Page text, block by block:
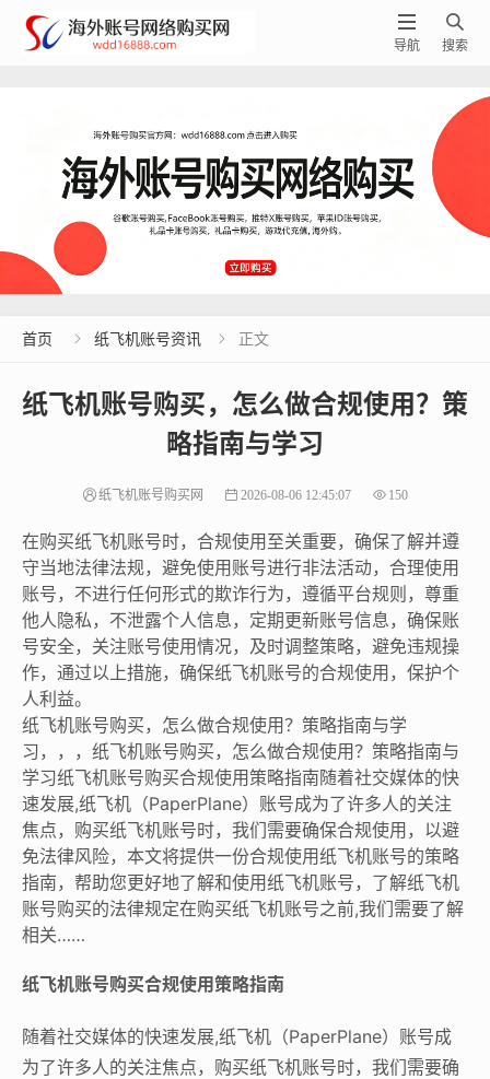

搜索

导航
首页  纸飞机账号资讯  正文
纸飞机账号购买，怎么做合规使用？策
略指南与学习
纸飞机账号购买网 2026-08-06 12:45:07 150
在购买纸飞机账号时，合规使用至关重要，确保了解并遵
守当地法律法规，避免使用账号进行非法活动，合理使用
账号，不进行任何形式的欺诈行为，遵循平台规则，尊重
他人隐私，不泄露个人信息，定期更新账号信息，确保账
号安全，关注账号使用情况，及时调整策略，避免违规操
作，通过以上措施，确保纸飞机账号的合规使用，保护个
人利益。
纸飞机账号购买，怎么做合规使用？策略指南与学
习，，，纸飞机账号购买，怎么做合规使用？策略指南与
学习纸飞机账号购买合规使用策略指南随着社交媒体的快
速发展,纸飞机（PaperPlane）账号成为了许多人的关注
焦点，购买纸飞机账号时，我们需要确保合规使用，以避
免法律风险，本文将提供一份合规使用纸飞机账号的策略
指南，帮助您更好地了解和使用纸飞机账号，了解纸飞机
账号购买的法律规定在购买纸飞机账号之前,我们需要了解
相关……
纸飞机账号购买合规使用策略指南
随着社交媒体的快速发展,纸飞机（PaperPlane）账号成
为了许多人的关注焦点，购买纸飞机账号时，我们需要确